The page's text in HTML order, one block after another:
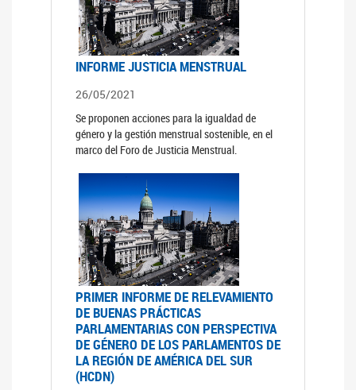
INFORME JUSTICIA MENSTRUAL
26/05/2021
Se proponen acciones para la igualdad de
género y la gestión menstrual sostenible, en el
marco del Foro de Justicia Menstrual.
PRIMER INFORME DE RELEVAMIENTO
DE BUENAS PRÁCTICAS
PARLAMENTARIAS CON PERSPECTIVA
DE GÉNERO DE LOS PARLAMENTOS DE
LA REGIÓN DE AMÉRICA DEL SUR
(HCDN)